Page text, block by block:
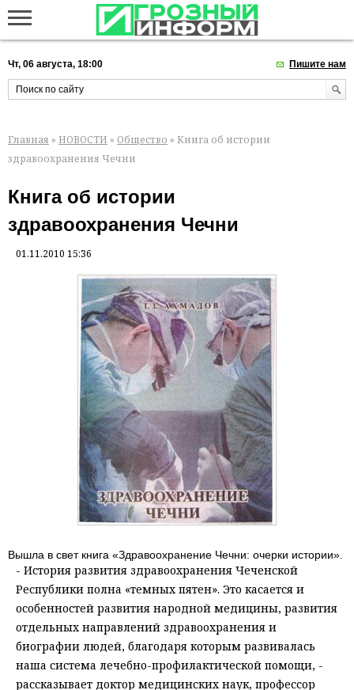
Чт, 06 августа, 18:00 Пишите нам
Главная » НОВОСТИ » Общество » Книга об истории
здравоохранения Чечни
Книга об истории
здравоохранения Чечни
01.11.2010 15:36
Вышла в свет книга «Здравоохранение Чечни: очерки истории».
- История развития здравоохранения Чеченской
Республики полна «темных пятен». Это касается и
особенностей развития народной медицины, развития
отдельных направлений здравоохранения и
биографии людей, благодаря которым развивалась
наша система лечебно-профилактической помощи, -
рассказывает доктор медицинских наук, профессор